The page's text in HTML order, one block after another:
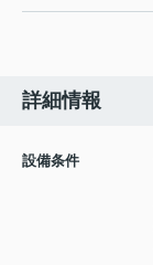
詳細情報
設備条件